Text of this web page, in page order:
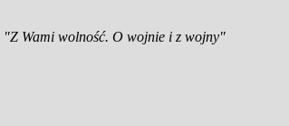
"Z Wami wolność. O wojnie i z wojny"